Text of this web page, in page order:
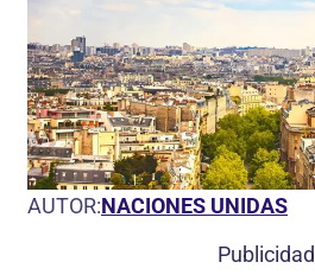
AUTOR:NACIONES UNIDAS
Publicidad